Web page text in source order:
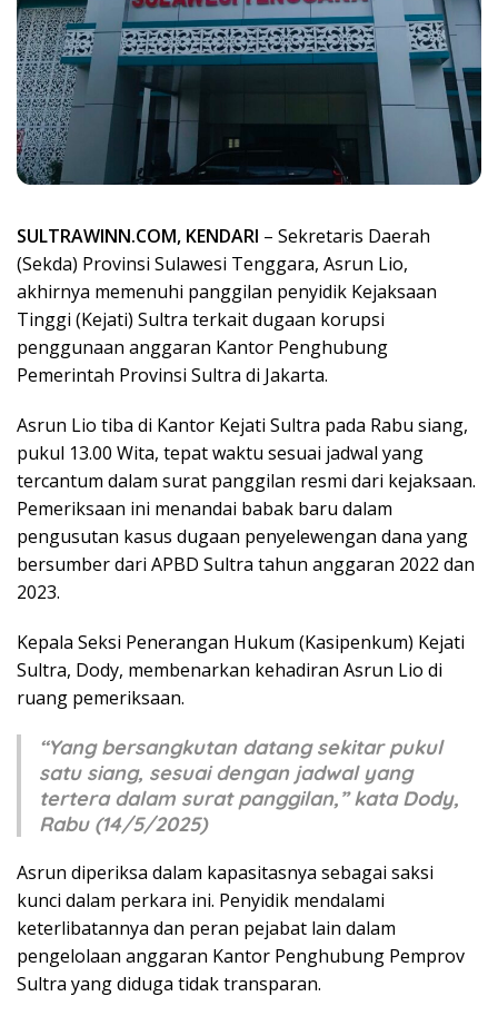
SULTRAWINN.COM, KENDARI – Sekretaris Daerah
(Sekda) Provinsi Sulawesi Tenggara, Asrun Lio,
akhirnya memenuhi panggilan penyidik Kejaksaan
Tinggi (Kejati) Sultra terkait dugaan korupsi
penggunaan anggaran Kantor Penghubung
Pemerintah Provinsi Sultra di Jakarta.
Asrun Lio tiba di Kantor Kejati Sultra pada Rabu siang,
pukul 13.00 Wita, tepat waktu sesuai jadwal yang
tercantum dalam surat panggilan resmi dari kejaksaan.
Pemeriksaan ini menandai babak baru dalam
pengusutan kasus dugaan penyelewengan dana yang
bersumber dari APBD Sultra tahun anggaran 2022 dan
2023.
Kepala Seksi Penerangan Hukum (Kasipenkum) Kejati
Sultra, Dody, membenarkan kehadiran Asrun Lio di
ruang pemeriksaan.
“Yang bersangkutan datang sekitar pukul
satu siang, sesuai dengan jadwal yang
tertera dalam surat panggilan,” kata Dody,
Rabu (14/5/2025)
Asrun diperiksa dalam kapasitasnya sebagai saksi
kunci dalam perkara ini. Penyidik mendalami
keterlibatannya dan peran pejabat lain dalam
pengelolaan anggaran Kantor Penghubung Pemprov
Sultra yang diduga tidak transparan.